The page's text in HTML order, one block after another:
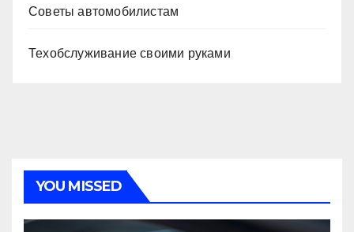
Советы автомобилистам
Техобслуживание своими руками
YOU MISSED